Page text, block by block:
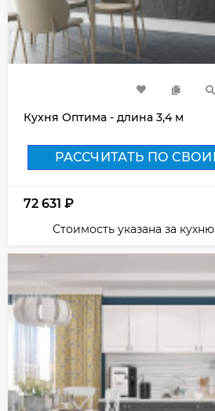
Кухня Оптима - длина 3,4 м
РАССЧИТАТЬ ПО
72 631 ₽
Стоимость указана за